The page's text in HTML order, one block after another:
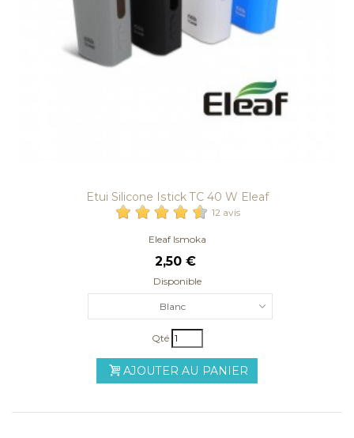
Etui Silicone Istick TC 40 W Eleaf
12 avis
Eleaf Ismoka
2,50 €
Disponible
Blanc
Qté
AJOUTER AU PANIER